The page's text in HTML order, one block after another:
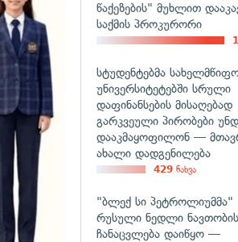
წაქეზების" მუხლით
საქმის პროკურორი
სტუდენტებმა
უნივერსიტეტებში სრული
დაფინანსების მისაღებად
გარკვეული პირობები
დააკმაყოფილონ —
ახალი დადგენილება
429 ნახვა
"ბლექ სი პეტროლიუმმა"
რუსული ნედლი ნავთობის
ჩანაცვლება დაიწყო —